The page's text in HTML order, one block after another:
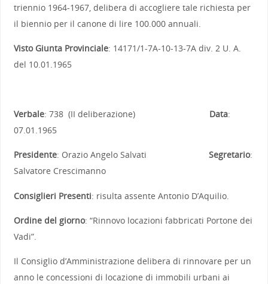
triennio 1964-1967, delibera di accogliere tale richiesta per
il biennio per il canone di lire 100.000 annuali.
Visto Giunta Provinciale: 14171/1-7A-10-13-7A div. 2 U. A.
del 10.01.1965
Verbale: 738 (II deliberazione) Data:
07.01.1965
Presidente: Orazio Angelo Salvati Segretario:
Salvatore Crescimanno
Consiglieri Presenti: risulta assente Antonio D’Aquilio.
Ordine del giorno: “Rinnovo locazioni fabbricati Portone dei
Vadi”.
Il Consiglio d’Amministrazione delibera di rinnovare per un
anno le concessioni di locazione di immobili urbani ai